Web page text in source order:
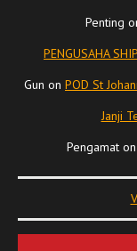
Penting
PENGUSAHA
Gun on POD St
Janji
Pengamaton